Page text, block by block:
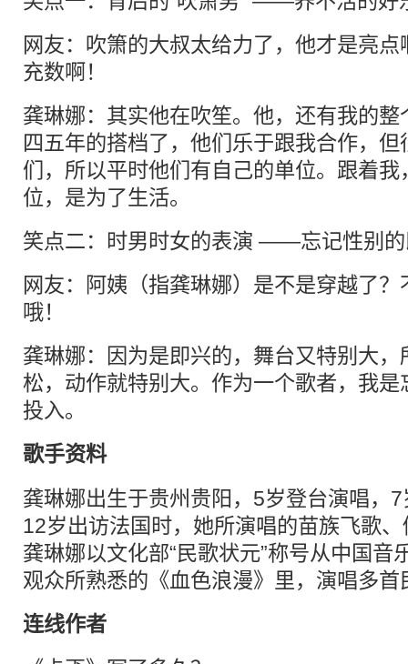
网友：吹箫的大叔太给力了，他才是亮
充数啊！
龚琳娜：其实他在吹笙。他，还有我的
四五年的搭档了，他们乐于跟我合作，
们，所以平时他们有自己的单位。跟着
位，是为了生活。
笑点二：时男时女的表演 ——忘记性别
网友：阿姨（指龚琳娜）是不是穿越了
哦！
龚琳娜：因为是即兴的，舞台又特别大
松，动作就特别大。作为一个歌者，我
投入。
歌手资料
龚琳娜出生于贵州贵阳，5岁登台演唱，
12岁出访法国时，她所演唱的苗族飞歌
龚琳娜以文化部“民歌状元”称号从中国音
观众所熟悉的《血色浪漫》里，演唱多首
连线作者